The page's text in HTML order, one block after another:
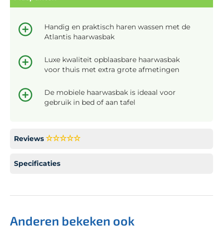
Handig en praktisch haren wassen met de
Atlantis haarwasbak
Luxe kwaliteit opblaasbare haarwasbak
voor thuis met extra grote afmetingen
De mobiele haarwasbak is ideaal voor
gebruik in bed of aan tafel
Reviews
Specificaties
Anderen bekeken ook